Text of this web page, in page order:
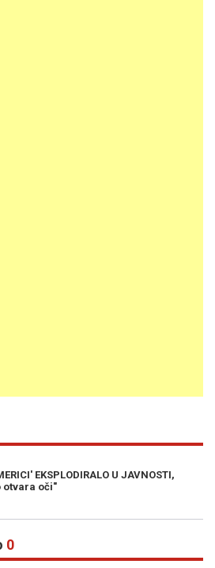
EKSPLODIRALO U JAVNOSTI,
otvara oči"
0